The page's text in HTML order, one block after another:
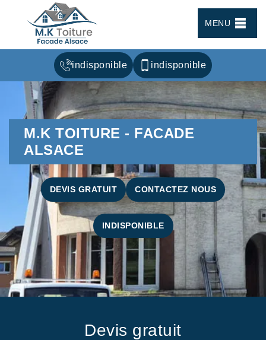
MENU
indisponible indisponible
M.K TOITURE - FACADE
ALSACE
DEVIS GRATUIT CONTACTEZ NOUS
INDISPONIBLE
Devis gratuit